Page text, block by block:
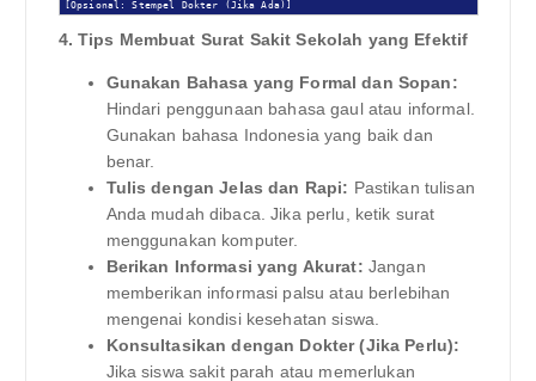
[Opsional: Stempel Dokter (Jika Ada)]
4. Tips Membuat Surat Sakit Sekolah yang Efektif
Gunakan Bahasa yang Formal dan Sopan:
Hindari penggunaan bahasa gaul atau informal.
Gunakan bahasa Indonesia yang baik dan
benar.
Tulis dengan Jelas dan Rapi: Pastikan tulisan
Anda mudah dibaca. Jika perlu, ketik surat
menggunakan komputer.
Berikan Informasi yang Akurat: Jangan
memberikan informasi palsu atau berlebihan
mengenai kondisi kesehatan siswa.
Konsultasikan dengan Dokter (Jika Perlu):
Jika siswa sakit parah atau memerlukan